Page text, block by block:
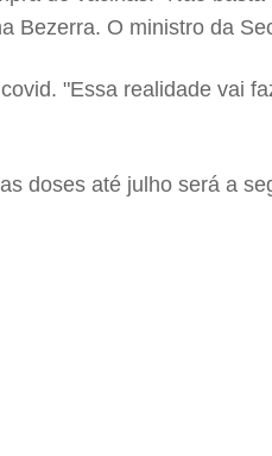
Bezerra. O ministro da
"Essa realidade vai
doses até julho será a